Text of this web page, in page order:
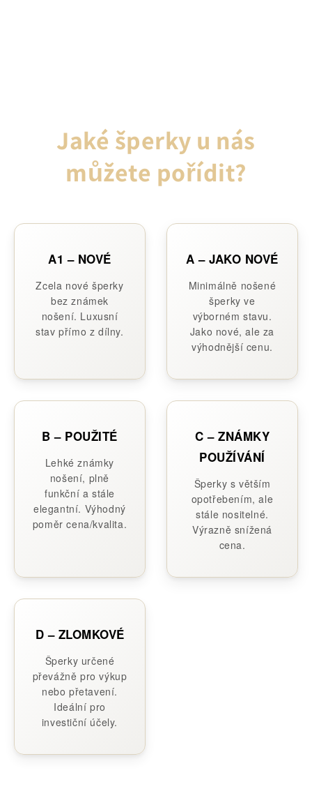
Jaké šperky u nás
můžete pořídit?
A1 – NOVÉ
Zcela nové šperky
bez známek
nošení. Luxusní
stav přímo z dílny.
A – JAKO NOVÉ
Minimálně nošené
šperky ve
výborném stavu.
Jako nové, ale za
výhodnější cenu.
B – POUŽITÉ
Lehké známky
nošení, plně
funkční a stále
elegantní. Výhodný
poměr cena/kvalita.
C – ZNÁMKY
POUŽÍVÁNÍ
Šperky s větším
opotřebením, ale
stále nositelné.
Výrazně snížená
cena.
D – ZLOMKOVÉ
Šperky určené
převážně pro výkup
nebo přetavení.
Ideální pro
investiční účely.